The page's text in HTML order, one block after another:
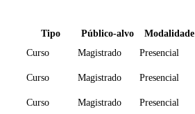
Tipo Público-alvo Modalidade
Curso Magistrado Presencial
Curso Magistrado Presencial
Curso Magistrado Presencial